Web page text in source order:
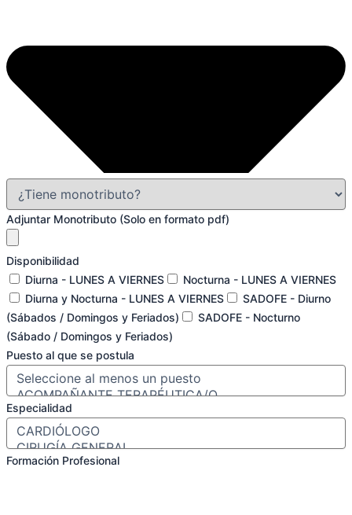
Adjuntar Monotributo (Solo en formato pdf)
Disponibilidad
Diurna - LUNES A VIERNES
Nocturna - LUNES A VIERNES
Diurna y Nocturna - LUNES A VIERNES
SADOFE - Diurno
(Sábados / Domingos y Feriados)
SADOFE - Nocturno
(Sábado / Domingos y Feriados)
Puesto al que se postula
Especialidad
Formación Profesional